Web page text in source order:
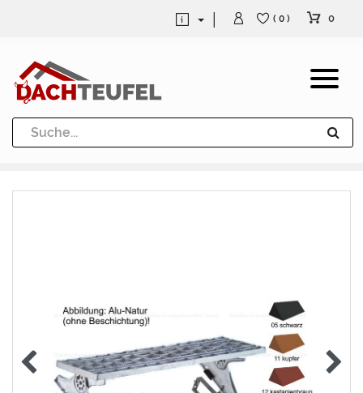
Dachrinne und Fallrohre
Werkzeuge und Löttechnik
( 0 ) 0